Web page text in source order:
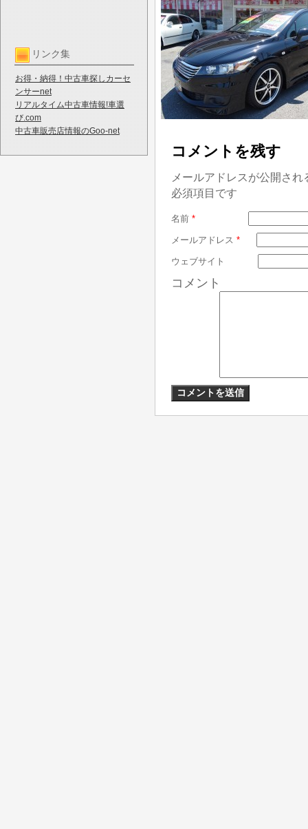
リンク集
お得・納得！中古車探しカーセ
ンサーnet
リアルタイム中古車情報!車選
び.com
中古車販売店情報のGoo-net
コメントを残す
メールアドレスが公開さ
必須項目です
名前 *
メールアドレス *
ウェブサイト
コメント